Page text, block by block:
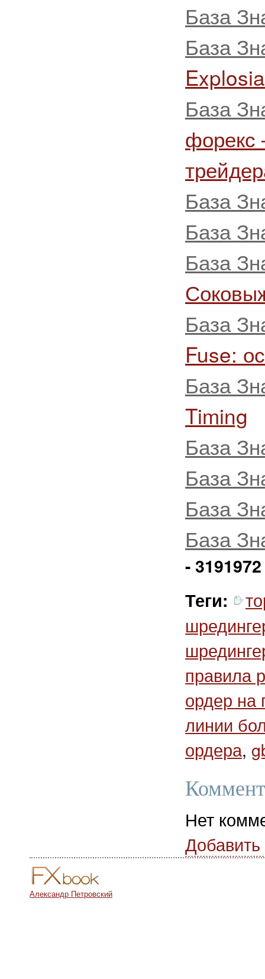
База
База
База
форекс
База
База
База
База
Fuse:
База
Timing
База
База
База
База
- 3191972
Теги:
правила
ордер на
линии
ордера,
Нет
Александр Петровский